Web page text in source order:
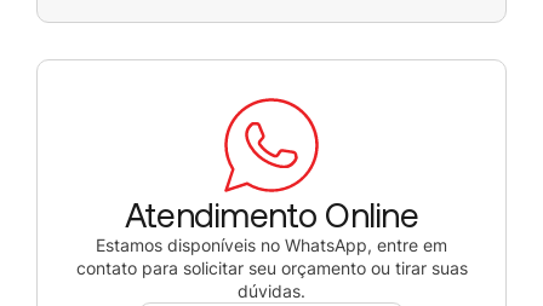
Atendimento Online
Estamos disponíveis no WhatsApp, entre em
contato para solicitar seu orçamento ou tirar suas
dúvidas.